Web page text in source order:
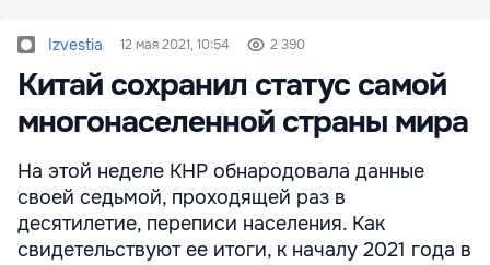
Izvestia 12 мая 2021, 10:54 2 390
Китай сохранил статус самой
многонаселенной страны мира
На этой неделе КНР обнародовала данные
своей седьмой, проходящей раз в
десятилетие, переписи населения. Как
свидетельствуют ее итоги, к началу 2021 года в